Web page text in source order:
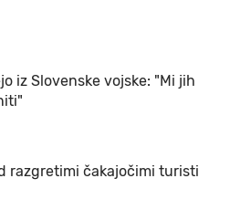
iz Slovenske vojske: "Mi jih
razgretimi čakajočimi turisti